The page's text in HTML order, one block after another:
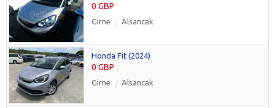
0 GBP
Girne Alsancak
Honda Fit (2024)
0 GBP
Girne Alsancak